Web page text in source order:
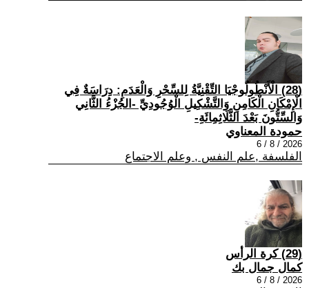
(28) الْأَنْطُولُوجْيَا التِّقْنِيَّةُ لِلسِّحْرِ وَالْعَدَمِ: دِرَاسَةٌ فِي
الْإِمْكَانِ الْكَامِنِ وَالتَّشْكِيلِ الْوُجُودِيِّ -الجُزْءُ الثَّانِي
وَالسِّتُّونَ بَعْدَ الثَّلَاثِمِائَةِ-
حمودة المعناوي
2026 / 8 / 6
الفلسفة ,علم النفس , وعلم الاجتماع
(29) كرة الرأس
كمال جمال بك
2026 / 8 / 6